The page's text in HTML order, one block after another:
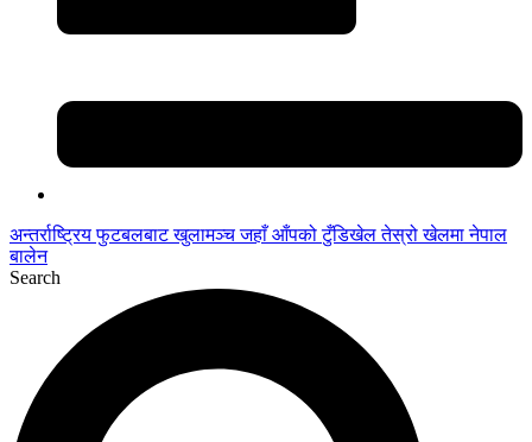
अन्तर्राष्ट्रिय फुटबलबाट खुलामञ्च जहाँ आँपको टुँडिखेल तेस्रो खेलमा नेपाल
बालेन
Search